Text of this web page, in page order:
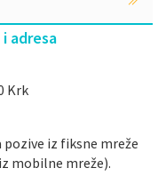
adresa
Krk
pozive iz fiksne mreže
mobilne mreže).